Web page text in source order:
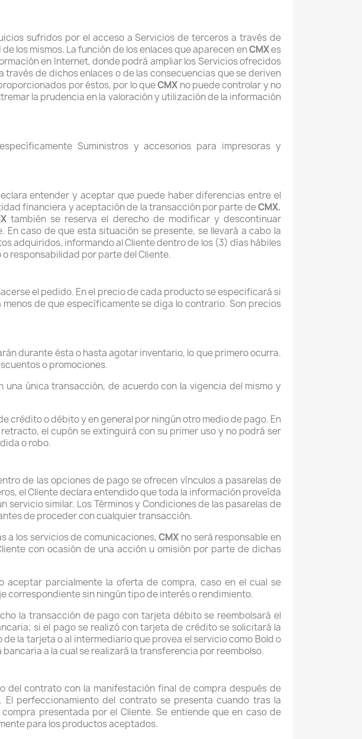
sufridos por el acceso a Servicios de terceros a través de
los mismos. La función de los enlaces que aparecen enCMXes
en Internet, donde podrá ampliar los Servicios ofrecidos
de dichos enlaces o de las consecuencias que se deriven
por éstos, por lo queCMX no puede controlar y no
la prudencia en la valoración y utilización de la información
Suministros y accesorios para impresoras y
entender y aceptar que puede haber diferencias entre el
financiera y aceptación de la transacción por parte deCMX.
también se reserva el derecho de modificar y descontinuar
caso de que esta situación se presente, se llevará a cabo la
adquiridos, informando al Cliente dentro de los (3) días hábiles
responsabilidad por parte del Cliente.
el pedido. En el precio de cada producto se especificará si
de que específicamente se diga lo contrario. Son precios
durante ésta o hasta agotar inventario, lo que primero ocurra.
o promociones.
única transacción, de acuerdo con la vigencia del mismo y
crédito o débito y en general por ningún otro medio de pago. En
el cupón se extinguirá con su primer uso y no podrá ser
o robo.
de las opciones de pago se ofrecen vínculos a pasarelas de
el Cliente declara entendido que toda la información proveída
similar. Los Términos y Condiciones de las pasarelas de
de proceder con cualquier transacción.
a los servicios de comunicaciones,CMX no será responsable en
con ocasión de una acción u omisión por parte de dichas
parcialmente la oferta de compra, caso en el cual se
correspondiente sin ningún tipo de interés o rendimiento.
la transacción de pago con tarjeta débito se reembolsará el
si el pago se realizó con tarjeta de crédito se solicitará la
la tarjeta o al intermediario que provea el servicio como Bold o
a la cual se realizará la transferencia por reembolso.
del contrato con la manifestación final de compra después de
perfeccionamiento del contrato se presenta cuando tras la
presentada por el Cliente. Se entiende que en caso de
para los productos aceptados.